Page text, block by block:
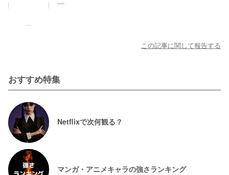
この記事に関して報告する
おすすめ特集
Netflixで次何観る？
マンガ・アニメキャラの強さランキング